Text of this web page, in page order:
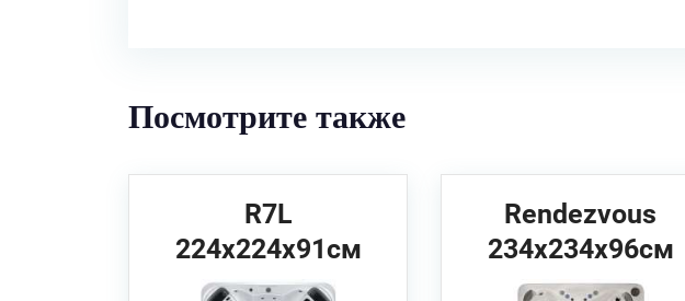
Посмотрите также
R7L
224x224x91см
Villeroy&Boch Спа
Rendezvous
234x234x96см
Vita Spa Спа